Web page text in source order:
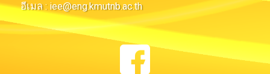
อีเมล : iee@eng.kmutnb.ac.th